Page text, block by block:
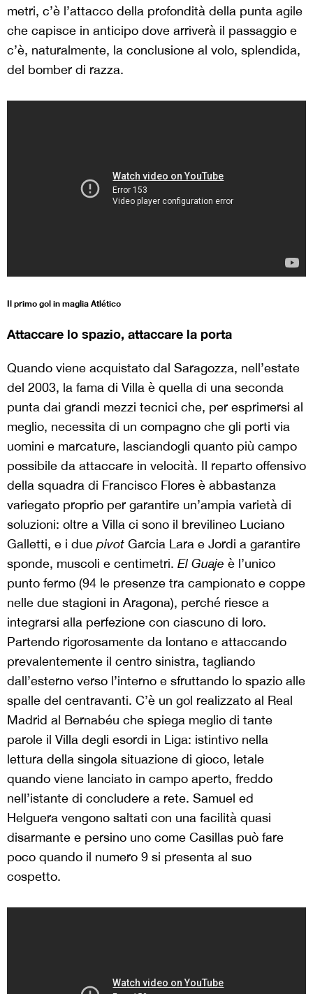
metri, c’è l’attacco della profondità della punta agile
che capisce in anticipo dove arriverà il passaggio e
c’è, naturalmente, la conclusione al volo, splendida,
del bomber di razza.
Il primo gol in maglia Atlético
Attaccare lo spazio, attaccare la porta
Quando viene acquistato dal Saragozza, nell’estate
del 2003, la fama di Villa è quella di una seconda
punta dai grandi mezzi tecnici che, per esprimersi al
meglio, necessita di un compagno che gli porti via
uomini e marcature, lasciandogli quanto più campo
possibile da attaccare in velocità. Il reparto offensivo
della squadra di Francisco Flores è abbastanza
variegato proprio per garantire un’ampia varietà di
soluzioni: oltre a Villa ci sono il brevilineo Luciano
Galletti, e i due pivot Garcia Lara e Jordi a garantire
sponde, muscoli e centimetri. El Guaje è l’unico
punto fermo (94 le presenze tra campionato e coppe
nelle due stagioni in Aragona), perché riesce a
integrarsi alla perfezione con ciascuno di loro.
Partendo rigorosamente da lontano e attaccando
prevalentemente il centro sinistra, tagliando
dall’esterno verso l’interno e sfruttando lo spazio alle
spalle del centravanti. C’è un gol realizzato al Real
Madrid al Bernabéu che spiega meglio di tante
parole il Villa degli esordi in Liga: istintivo nella
lettura della singola situazione di gioco, letale
quando viene lanciato in campo aperto, freddo
nell’istante di concludere a rete. Samuel ed
Helguera vengono saltati con una facilità quasi
disarmante e persino uno come Casillas può fare
poco quando il numero 9 si presenta al suo
cospetto.